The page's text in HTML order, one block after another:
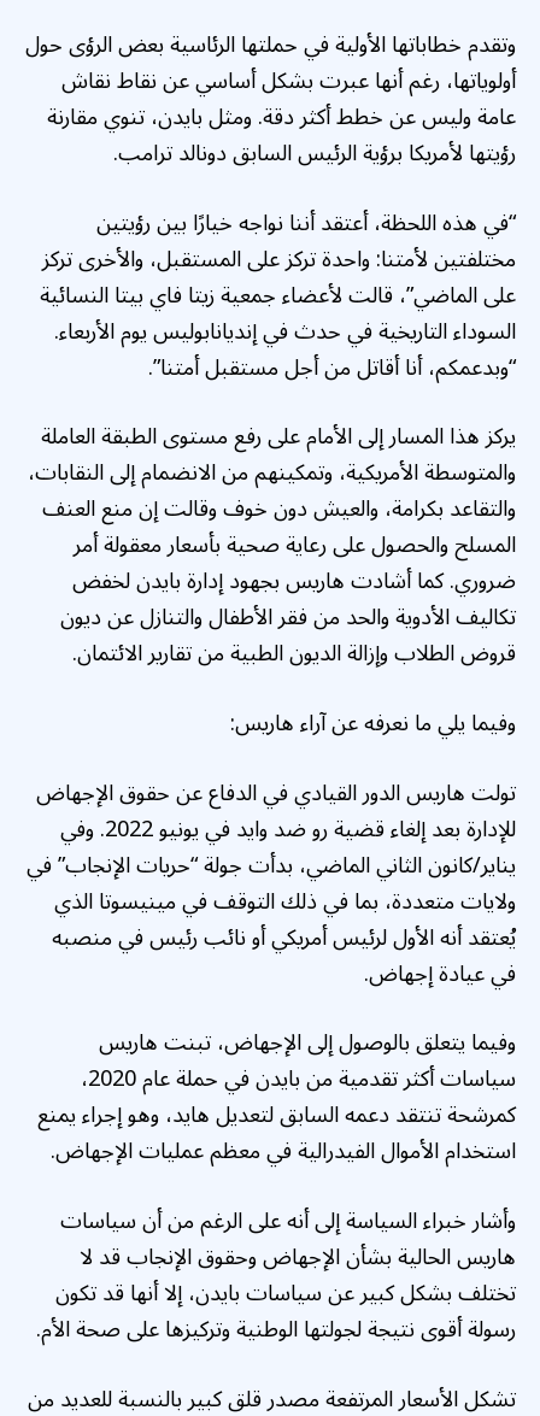
وتقدم خطاباتها الأولية في حملتها الرئاسية بعض الرؤى حول
أولوياتها، رغم أنها عبرت بشكل أساسي عن نقاط نقاش
عامة وليس عن خطط أكثر دقة. ومثل بايدن، تنوي مقارنة
رؤيتها لأمريكا برؤية الرئيس السابق دونالد ترامب.
“في هذه اللحظة، أعتقد أننا نواجه خيارًا بين رؤيتين
مختلفتين لأمتنا: واحدة تركز على المستقبل، والأخرى تركز
على الماضي”، قالت لأعضاء جمعية زيتا فاي بيتا النسائية
السوداء التاريخية في حدث في إنديانابوليس يوم الأربعاء.
“وبدعمكم، أنا أقاتل من أجل مستقبل أمتنا”.
يركز هذا المسار إلى الأمام على رفع مستوى الطبقة العاملة
والمتوسطة الأمريكية، وتمكينهم من الانضمام إلى النقابات،
والتقاعد بكرامة، والعيش دون خوفوقالت إن منع العنف
المسلح والحصول على رعاية صحية بأسعار معقولة أمر
ضروري. كما أشادت هاريس بجهود إدارة بايدن لخفض
تكاليف الأدوية والحد من فقر الأطفال والتنازل عن ديون
قروض الطلاب وإزالة الديون الطبية من تقارير الائتمان.
وفيما يلي ما نعرفه عن آراء هاريس:
تولت هاريس الدور القيادي في الدفاع عن حقوق الإجهاض
للإدارة بعد إلغاء قضية رو ضد وايد في يونيو 2022. وفي
يناير/كانون الثاني الماضي، بدأت جولة “حريات الإنجاب” في
ولايات متعددة، بما في ذلك التوقف في مينيسوتا الذي
يُعتقد أنه الأول لرئيس أمريكي أو نائب رئيس في منصبه
في عيادة إجهاض.
وفيما يتعلق بالوصول إلى الإجهاض، تبنت هاريس
سياسات أكثر تقدمية من بايدن في حملة عام 2020،
كمرشحة تنتقد دعمه السابق لتعديل هايد، وهو إجراء يمنع
استخدام الأموال الفيدرالية في معظم عمليات الإجهاض.
وأشار خبراء السياسة إلى أنه على الرغم من أن سياسات
هاريس الحالية بشأن الإجهاض وحقوق الإنجاب قد لا
تختلف بشكل كبير عن سياسات بايدن، إلا أنها قد تكون
رسولة أقوى نتيجة لجولتها الوطنية وتركيزها على صحة الأم.
تشكل الأسعار المرتفعة مصدر قلق كبير بالنسبة للعديد من